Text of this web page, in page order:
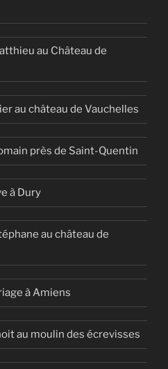
au Château de
au château de Vauchelles
près de Saint-Quentin
à Dury
au château de
à Amiens
au moulin des écrevisses